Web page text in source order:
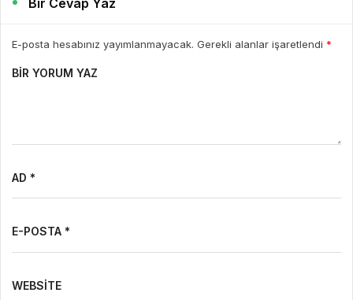
E-posta hesabınız yayımlanmayacak. Gerekli alanlar işaretlendi *
BIR YORUM YAZ
AD *
E-POSTA *
WEBSITE